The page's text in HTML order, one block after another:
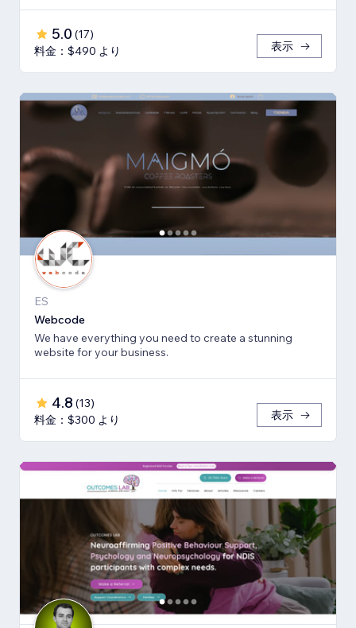
5.0 (17)
料金：$490 より
表示
ES
Webcode
We have everything you need to create a stunning
website for your business.
4.8 (13)
料金：$300 より
表示